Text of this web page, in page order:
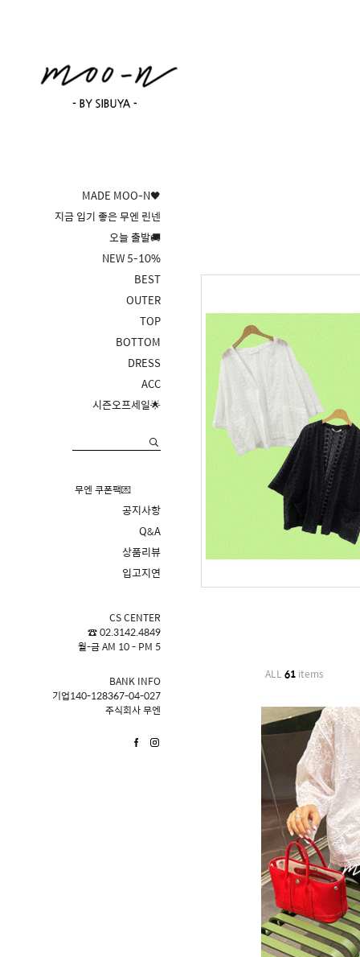
MADE MOO-N🖤
지금 입기 좋은 무엔 린넨
오늘 출발🚚
NEW 5-10%
BEST
OUTER
TOP
BOTTOM
DRESS
ACC
시즌오프세일🌟
무엔 쿠폰팩💌
공지사항
Q&A
상품리뷰
입고지연
CS CENTER
☎ 02.3142.4849
월-금 AM 10 - PM 5
BANK INFO
기업140-128367-04-027
주식회사 무엔
ALL 61 items